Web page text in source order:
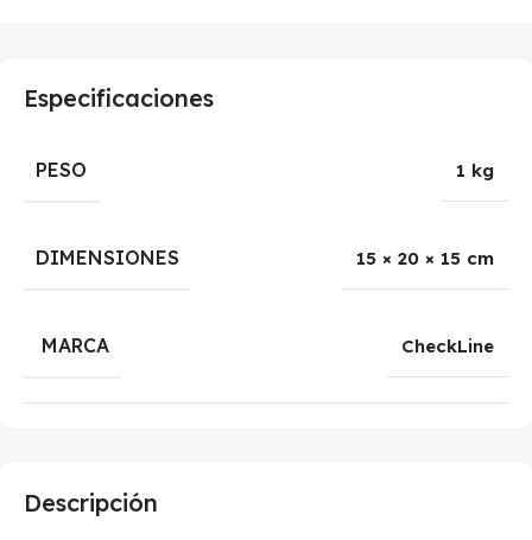
Descripción
Especificaciones
PESO 1 kg
DIMENSIONES 15 × 20 × 15 cm
MARCA CheckLine